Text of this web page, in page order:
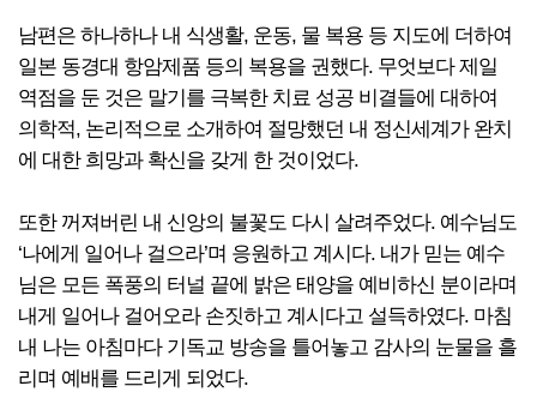
남편은 하나하나 내 식생활, 운동, 물 복용 등 지도에 더하여
일본 동경대 항암제품 등의 복용을 권했다. 무엇보다 제일
역점을 둔 것은 말기를 극복한 치료 성공 비결들에 대하여
의학적, 논리적으로 소개하여 절망했던 내 정신세계가 완치
에 대한 희망과 확신을 갖게 한 것이었다.
또한 꺼져버린 내 신앙의 불꽃도 다시 살려주었다. 예수님도
‘나에게 일어나 걸으라’며 응원하고 계시다. 내가 믿는 예수
님은 모든 폭풍의 터널 끝에 밝은 태양을 예비하신 분이라며
내게 일어나 걸어오라 손짓하고 계시다고 설득하였다. 마침
내 나는 아침마다 기독교 방송을 틀어놓고 감사의 눈물을 흘
리며 예배를 드리게 되었다.